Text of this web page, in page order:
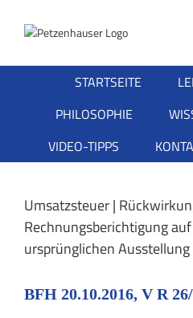
Inhalt
springen
STARTSEITE
PHILOSOPHIE
VIDEO-TIPPS
Umsatzsteuer |
Rechnungsberichtigung
ursprünglichen Ausstellung
BFH 20.10.2016, V R